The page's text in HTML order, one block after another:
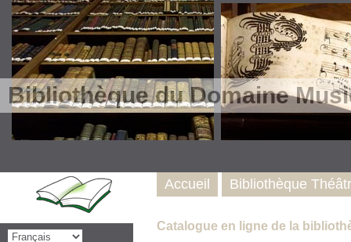
Bibliothèque du Domaine
Catalogue en ligne de la
Accueil Bibliothèque